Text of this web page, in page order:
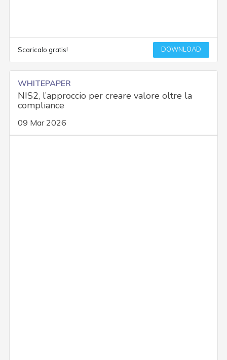
Scaricalo gratis! DOWNLOAD
WHITEPAPER
NIS2, l’approccio per creare valore oltre la
compliance
09 Mar 2026